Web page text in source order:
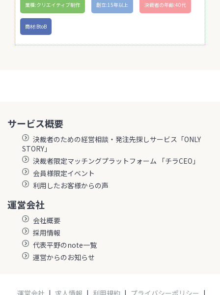
業種:クリエイティブ制作 創立:15年以上 決裁者の年齢:40代
商材:BtoB
サービス概要
決裁者のための経営相談・発注先探しサービス「ONLY
STORY」
決裁者限定マッチングプラットフォーム 「チラCEO」
会員様限定イベント
利用したお客様からの声
運営会社
会社概要
採用情報
代表平野のnote一覧
運営からのお知らせ